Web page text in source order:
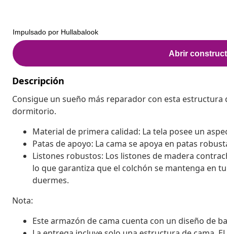
Descripción
Consigue un sueño más reparador con esta
dormitorio.
Material de primera calidad: La tela posee un
Patas de apoyo: La cama se apoya en patas
Listones robustos: Los listones de madera
lo que garantiza que el colchón se mantenga en
duermes.
Nota:
Este armazón de cama cuenta con un diseño de